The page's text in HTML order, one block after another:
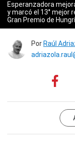
Esperanzadora
y marcó el 13° mejor
Gran Premio de
Por Raúl